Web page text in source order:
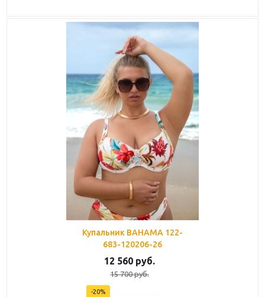
Купальник BAHAMA 122-
683-120206-26
12 560 руб.
15 700руб.
-20%